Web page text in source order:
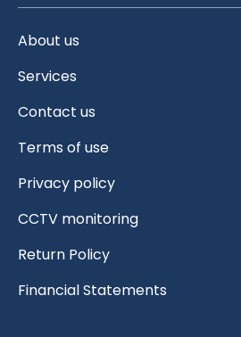
About us
Services
Contact us
Terms of use
Privacy policy
CCTV monitoring
Return Policy
Financial Statements